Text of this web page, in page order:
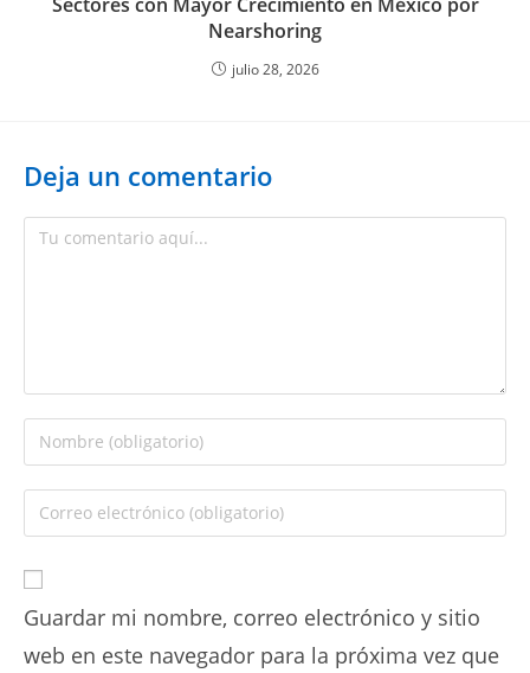
Nearshoring
julio 28, 2026
Deja un comentario
Guardar mi nombre, correo electrónico y sitio
web en este navegador para la próxima vez que